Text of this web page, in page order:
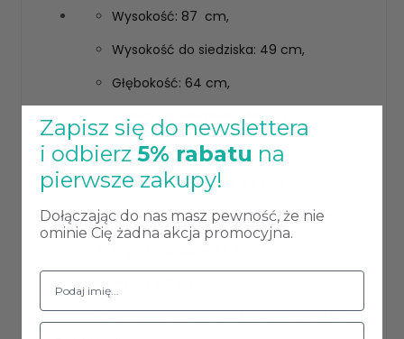
Wysokość: 87 cm,
Wysokość do siedziska: 49 cm,
Głębokość: 64 cm,
Głębokość siedziska: 48 cm,
Szerokość: 53 cm,
Szerokość siedziska: 44 cm ,
Szerokość siedziska z przodu: 49cm
Maksymalna waga obciążenia: 120 kg.
Zapisz się do newslettera
i odbierz 5% rabatu na
pierwsze zakupy!
Dołączając do nas masz pewność, że nie
ominie Cię żadna akcja promocyjna.